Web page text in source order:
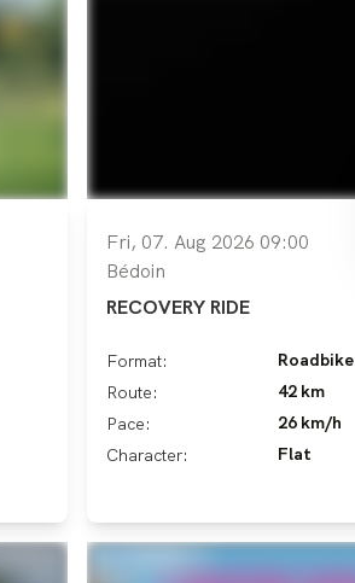
Fri, 07. Aug 2026 09:00
Bédoin
RECOVERY RIDE
Format:
Roadbike
Route:
42 km
Pace:
26 km/h
Character:
Flat